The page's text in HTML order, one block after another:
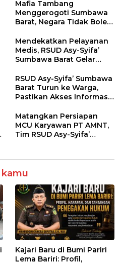
Mafia Tambang
Menggerogoti Sumbawa
Barat, Negara Tidak Boleh
hingga WNA
Mendekatkan Pelayanan
Medis, RSUD Asy-Syifa’
Sumbawa Barat Gelar
Kesehatan di Taliwang
RSUD Asy-Syifa’ Sumbawa
Barat Turun ke Warga,
Pastikan Akses Informasi
Matangkan Persiapan
MCU Karyawan PT AMNT,
Tim RSUD Asy-Syifa’
Kajari Baru di Bumi Pariri
Lema Bariri: Profil,